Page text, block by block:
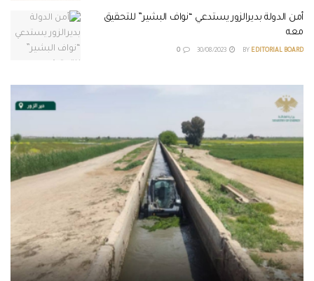
أمن الدولة بديرالزور يستدعي “نواف البشير” للتحقيق
معه
BY EDITORIAL BOARD